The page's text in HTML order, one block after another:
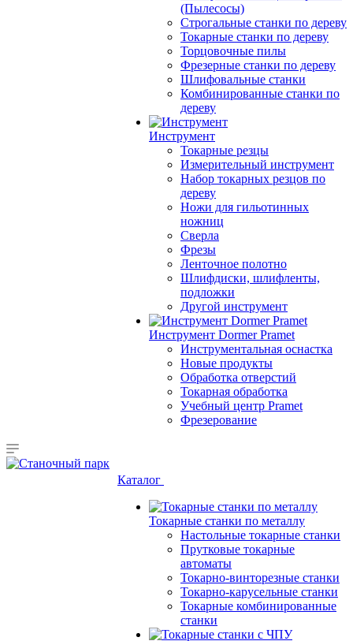
(Пылесосы)
Строгальные станки по дереву
Токарные станки по дереву
Торцовочные пилы
Фрезерные станки по дереву
Шлифовальные станки
Комбинированные станки по
дереву
Инструмент
Токарные резцы
Измерительный инструмент
Набор токарных резцов по
дереву
Ножи для гильотинных
ножниц
Сверла
Фрезы
Ленточное полотно
Шлифдиски, шлифленты,
подложки
Другой инструмент
Инструмент Dormer Pramet
Инструментальная оснастка
Новые продукты
Обработка отверстий
Токарная обработка
Учебный центр Pramet
Фрезерование
Каталог
Токарные станки по металлу
Настольные токарные станки
Прутковые токарные
автоматы
Токарно-винторезные станки
Токарно-карусельные станки
Токарные комбинированные
станки